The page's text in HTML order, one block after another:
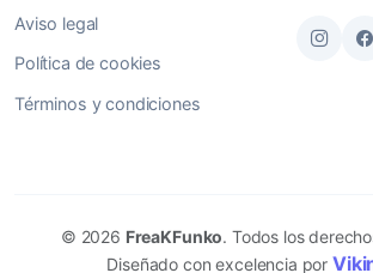
Aviso legal
Política de cookies
Términos y condiciones
© 2026 FreaKFunko. Todos los
Diseñado con excelencia por